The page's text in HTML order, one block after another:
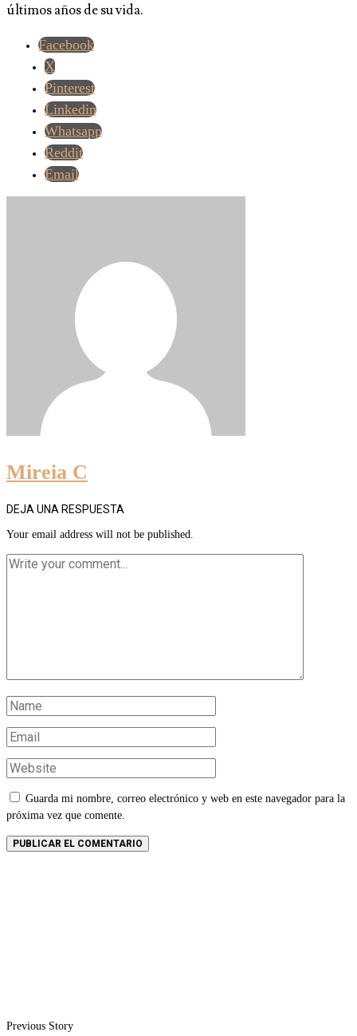
últimos años de su vida.
Facebook
X
Pinterest
Linkedin
Whatsapp
Reddit
Email
Mireia C
DEJA UNA RESPUESTA
Your email address will not be published.
Guarda mi nombre, correo electrónico y web en este navegador para la
próxima vez que comente.
Previous Story